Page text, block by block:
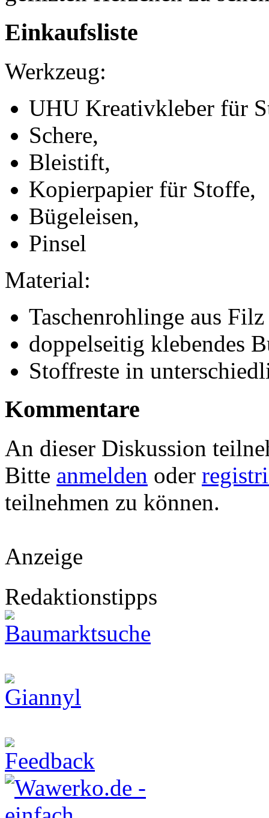
Einkaufsliste
Werkzeug:
UHU Kreativkleber für
Schere,
Bleistift,
Kopierpapier für Stoffe,
Bügeleisen,
Pinsel
Material:
Taschenrohlinge aus Filz
doppelseitig klebendes
Stoffreste in
Kommentare
An dieser Diskussion
Bitte anmelden oder
teilnehmen zu können.
Anzeige
Redaktionstipps